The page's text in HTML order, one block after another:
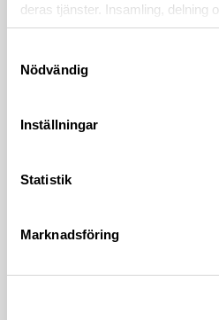
deras tjänster. Insamling, delning
personuppgifter kan användas för
Nödvändig
Inställningar
Statistik
Marknadsföring
Returvillkor
Som konsument har du
utan att ange något
För att undvika
originalskick.
returfraktsedel via